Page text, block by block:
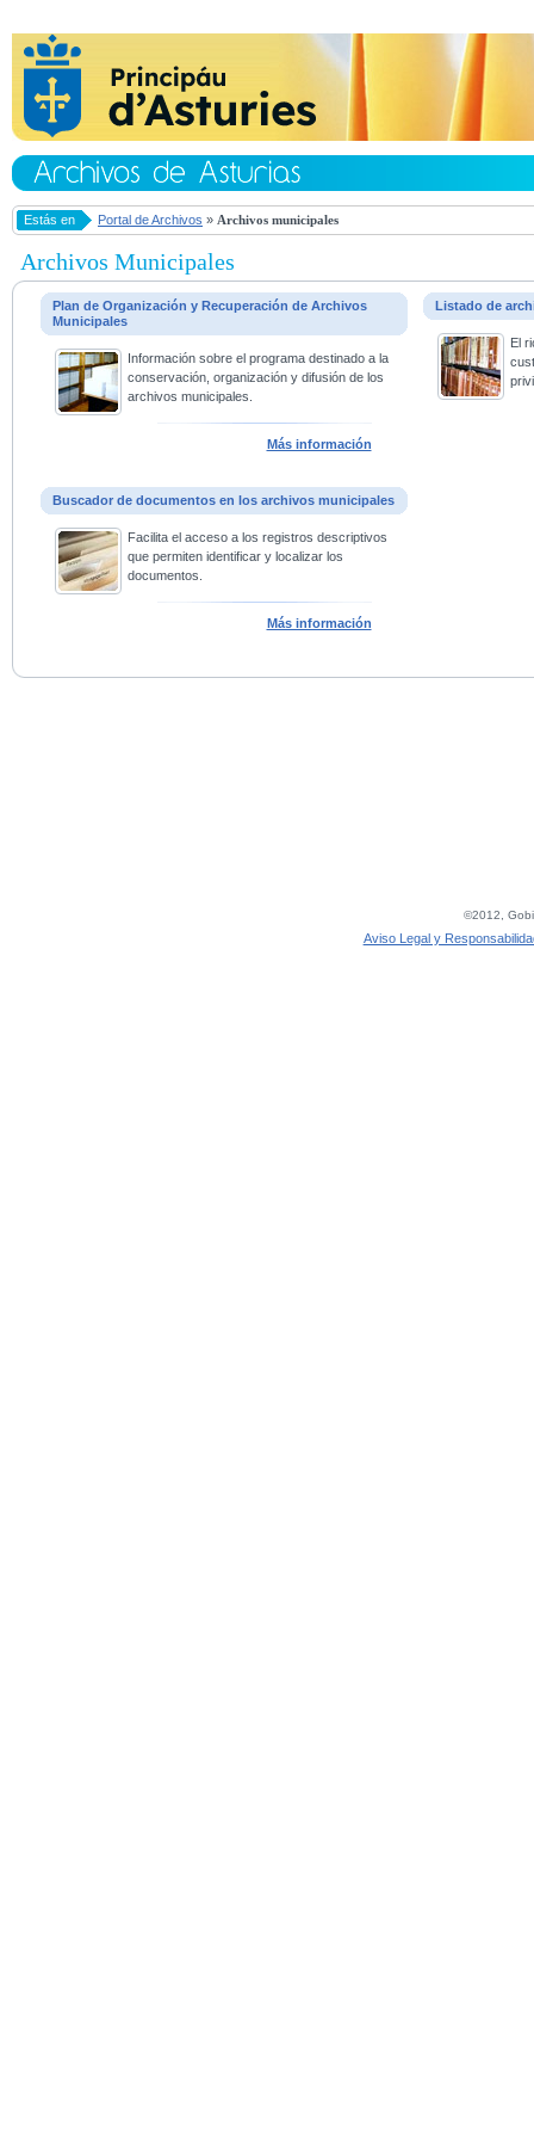
Estás en Portal de Archivos » Archivos municipales
Archivos Municipales
Plan de Organización y Recuperación de Archivos
Municipales
Información sobre el programa destinado a la
conservación, organización y difusión de los
archivos municipales.
Más información
Listado de
El
Buscador de documentos en los archivos municipales
Facilita el acceso a los registros descriptivos
que permiten identificar y localizar los
documentos.
Más información
©2012,
Aviso Legal y